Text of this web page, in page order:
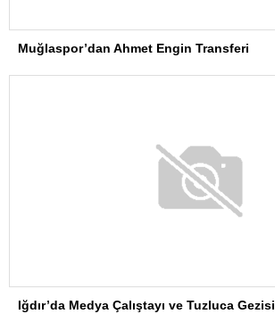
Muğlaspor’dan Ahmet Engin Transferi
Iğdır’da Medya Çalıştayı ve Tuzluca Gezisi